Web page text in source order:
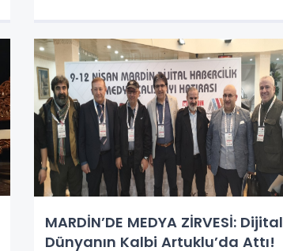
MARDİN’DE MEDYA ZİRVESİ: Dijital
Dünyanın Kalbi Artuklu’da Attı!